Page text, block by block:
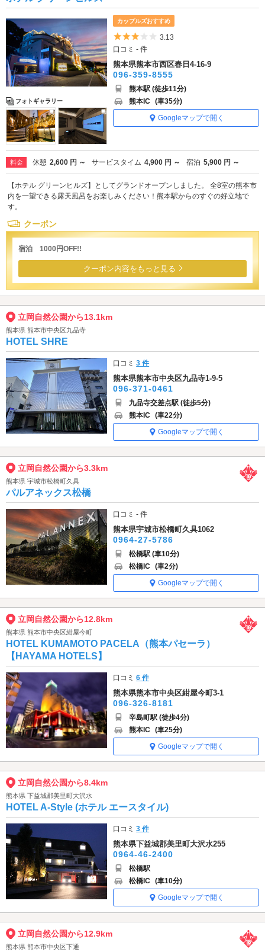
フォトギャラリー
カップルズおすすめ
5つ星のうち3
3.13
口コミ - 件
熊本県熊本市西区春日4-16-9
096-359-8555
熊本駅 (徒歩11分)
熊本IC (車35分)
Googleマップで開く
料金 休憩 2,600 円 ～ サービスタイム 4,900 円 ～ 宿泊 5,900 円 ～
【ホテル グリーンヒルズ】としてグランドオープンしました。 全8室の熊本市
内を一望できる露天風呂をお楽しみください！熊本駅からのすぐの好立地で
す。
クーポン
宿泊 1000円OFF!!
クーポン内容をもっと見る
立岡自然公園から13.1km
熊本県 熊本市中央区九品寺
HOTEL SHRE
口コミ3 件
熊本県熊本市中央区九品寺1-9-5
096-371-0461
九品寺交差点駅 (徒歩5分)
熊本IC (車22分)
Googleマップで開く
立岡自然公園から3.3km
熊本県 宇城市松橋町久具
パルアネックス松橋
口コミ - 件
熊本県宇城市松橋町久具1062
0964-27-5786
松橋駅 (車10分)
松橋IC (車2分)
Googleマップで開く
立岡自然公園から12.8km
熊本県 熊本市中央区紺屋今町
HOTEL KUMAMOTO PACELA（熊本パセーラ）
【HAYAMA HOTELS】
口コミ6 件
熊本県熊本市中央区紺屋今町3-1
096-326-8181
辛島町駅 (徒歩4分)
熊本IC (車25分)
Googleマップで開く
立岡自然公園から8.4km
熊本県 下益城郡美里町大沢水
HOTEL A-Style (ホテル エースタイル)
口コミ3 件
熊本県下益城郡美里町大沢水255
0964-46-2400
松橋駅
松橋IC (車10分)
Googleマップで開く
立岡自然公園から12.9km
熊本県 熊本市中央区下通